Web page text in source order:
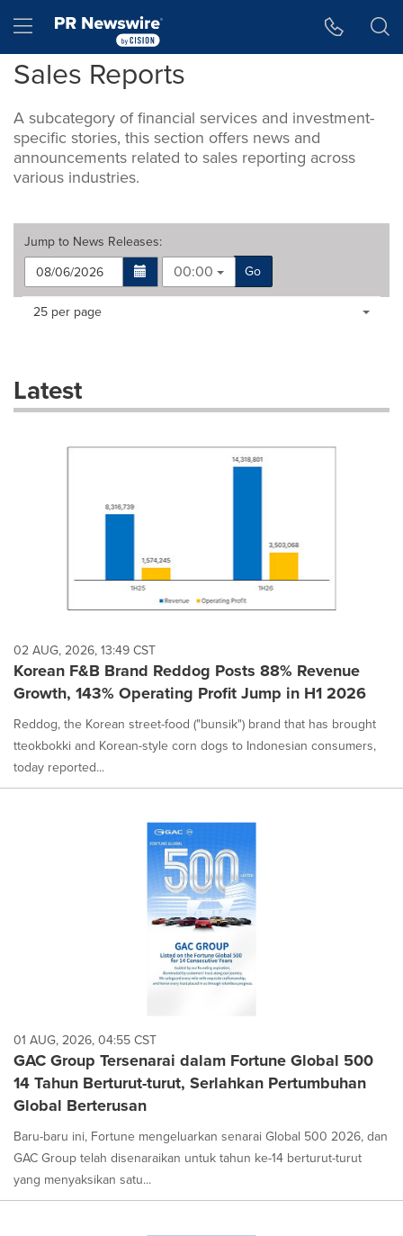
Hamburger menu
Sales Reports
A subcategory of financial services and investment-
specific stories, this section offers news and
announcements related to sales reporting across
various industries.
Jump to News Releases:
00:00
Go
Making
dropdown
will
each
option
is
selected.
Items per page:
25 per page
Latest
02 AUG, 2026, 13:49 CST
Korean F&B Brand Reddog Posts 88% Revenue
Growth, 143% Operating Profit Jump in H1 2026
Reddog, the Korean street-food ("bunsik") brand that has brought
tteokbokki and Korean-style corn dogs to Indonesian consumers,
today reported...
01 AUG, 2026, 04:55 CST
GAC Group Tersenarai dalam Fortune Global 500
14 Tahun Berturut-turut, Serlahkan Pertumbuhan
Global Berterusan
Baru-baru ini, Fortune mengeluarkan senarai Global 500 2026, dan
GAC Group telah disenaraikan untuk tahun ke-14 berturut-turut
yang menyaksikan satu...